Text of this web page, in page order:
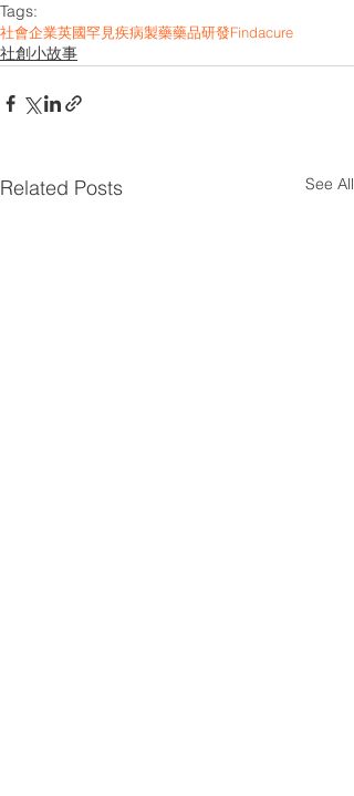
Tags:
社會企業英國罕見疾病製藥藥品研發Findacure
社創小故事
Related Posts See All